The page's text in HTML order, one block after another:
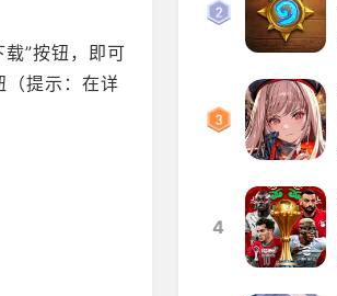
”按钮，即可
（提示：在详
4